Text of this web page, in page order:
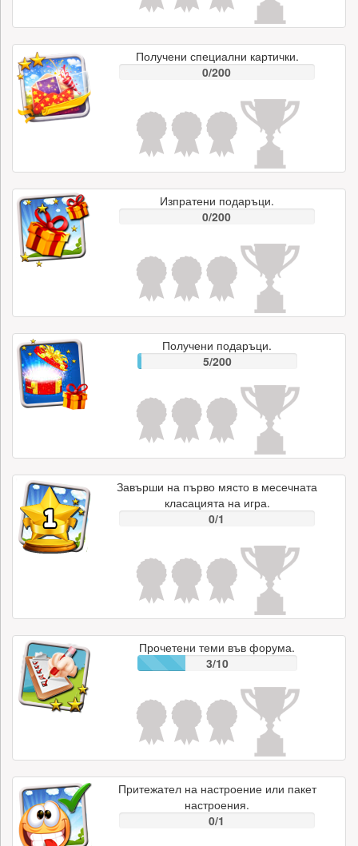
Получени специални картички.
0/200
Изпратени подаръци.
0/200
Получени подаръци.
5/200
Завърши на първо място в месечната
класацията на игра.
0/1
Прочетени теми във форума.
3/10
Притежател на настроение или пакет
настроения.
0/1